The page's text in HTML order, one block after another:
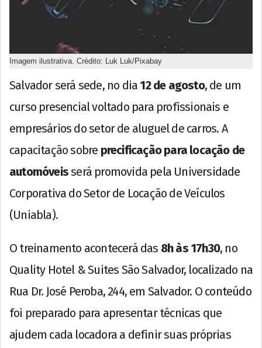
Imagem ilustrativa. Crédito: Luk Luk/Pixabay
Salvador será sede, no dia 12 de agosto, de um
curso presencial voltado para profissionais e
empresários do setor de aluguel de carros. A
capacitação sobre precificação para locação de
automóveisserá promovida pela Universidade
Corporativa do Setor de Locação de Veículos
(Uniabla).
O treinamento acontecerá das 8h às 17h30, no
Quality Hotel & Suites São Salvador, localizado na
Rua Dr. José Peroba, 244, em Salvador. O conteúdo
foi preparado para apresentar técnicas que
ajudem cada locadora a definir suas próprias